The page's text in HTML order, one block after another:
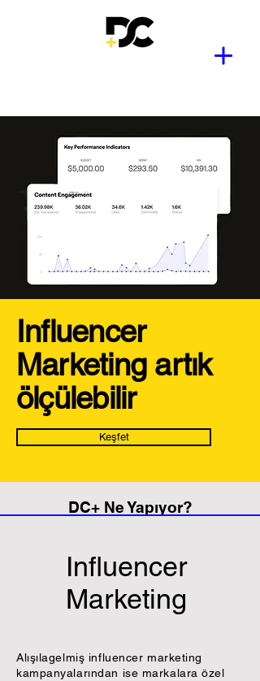
Influencer
Marketing artık
ölçülebilir
Keşfet
DC+ Ne Yapıyor?
Influencer
Marketing
Alışılagelmiş influencer marketing
kampanyalarından ise markalara özel